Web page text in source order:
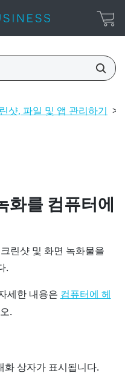
샷, 파일 및 앱 관리하기 >
화를 컴퓨터에
린샷 및 화면 녹화물을
.
세한 내용은 컴퓨터에 헤
.
화 상자가 표시됩니다.